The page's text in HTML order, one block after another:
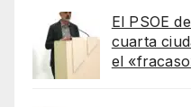
El PSOE
cuarta
el